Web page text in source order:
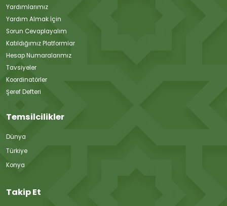
Yardımlarımız
Yardım Almak İçin
Sorun Cevaplayalım
Katıldığımız Platformlar
Hesap Numaralarımız
Tavsiyeler
Koordinatörler
Şeref Defteri
Temsilcilikler
Dünya
Türkiye
Konya
Takip Et